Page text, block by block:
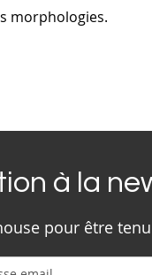
morphologies.
à la
pour être